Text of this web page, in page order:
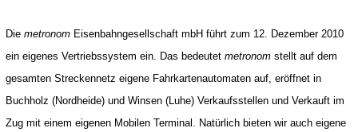
Die metronomEisenbahngesellschaft mbH führt zum 12. Dezember 2010
ein eigenes Vertriebssystem ein. Das bedeutetmetronomstellt auf dem
gesamten Streckennetz eigene Fahrkartenautomaten auf, eröffnet in
Buchholz (Nordheide) und Winsen (Luhe) Verkaufsstellen und Verkauft im
Zug mit einem eigenen Mobilen Terminal. Natürlich bieten wir auch eigene